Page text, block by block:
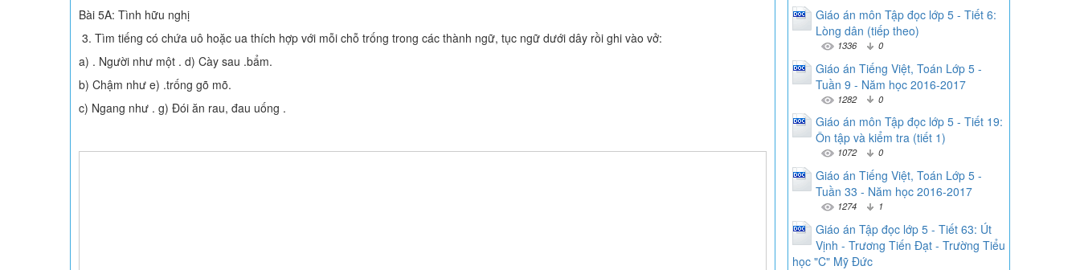
Bài 5A: Tình hữu nghị
3. Tìm tiếng có chứa uô hoặc ua thích hợp với mỗi chỗ trống trong các thành ngữ, tục ngữ dưới dây rồi ghi vào vở:
a) . Người như một . d) Cày sau .bẩm.
b) Chậm như e) .trống gõ mõ.
c) Ngang như . g) Đói ăn rau, đau uống .
Giáo án môn Tập đọc lớp 5 - Tiết 6:
Lòng dân (tiếp theo)
1336 0
Giáo án Tiếng Việt, Toán Lớp 5 -
Tuần 9 - Năm học 2016-2017
1282 0
Giáo án môn Tập đọc lớp 5 - Tiết 19:
Ôn tập và kiểm tra (tiết 1)
1072 0
Giáo án Tiếng Việt, Toán Lớp 5 -
Tuần 33 - Năm học 2016-2017
1274 1
Giáo án Tập đọc lớp 5 - Tiết 63: Út
Vịnh - Trương Tiến Đạt - Trường Tiểu
học "C" Mỹ Đức